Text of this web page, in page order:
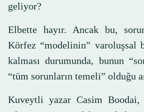
geliyor?
Elbette hayır. Ancak bu,
Körfez “modelinin” varoluşsal
kalması durumunda, bunun
“tüm sorunların temeli” olduğu
Kuveytli yazar Casim Boodai,